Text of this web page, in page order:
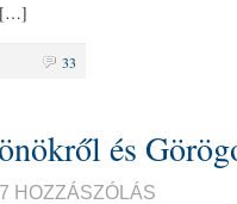
[…]
33
és
HOZZÁSZÓLÁS